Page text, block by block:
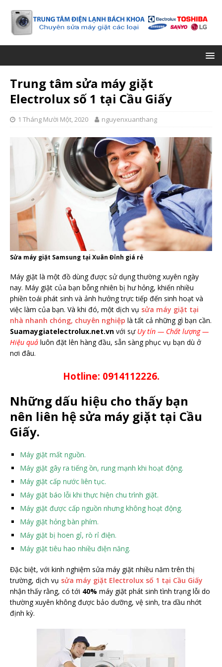
Trung tâm sửa máy giặt
Electrolux số 1 tại Cầu Giấy
1 Tháng Mười Một, 2020 nguyenxuanthang
Sửa máy giặt Samsung tại Xuân Đỉnh giá rẻ
Máy giặt là một đồ dùng được sử dụng thường xuyên ngày
nay. Máy giặt của bạn bỗng nhiên bị hư hỏng, khiến nhiều
phiền toái phát sinh và ảnh hưởng trực tiếp đến sinh hoạt và
việc làm của bạn. Và khi đó, một dịch vụ sửa máy giặt tại
nhà nhanh chóng, chuyên nghiệp là tất cả những gì bạn cần.
Suamaygiatelectrolux.net.vn với sựUy tín — Chất lượng —
Hiệu quả luôn đặt lên hàng đầu, sẵn sàng phục vụ bạn dù ở
nơi đâu.
Hotline: 0914112226.
Những dấu hiệu cho thấy bạn
nên liên hệ sửa máy giặt tại Cầu
Giấy.
Máy giặt mất nguồn.
Máy giặt gây ra tiếng ồn, rung mạnh khi hoạt động.
Máy giặt cấp nước liên tục.
Máy giặt báo lỗi khi thực hiện chu trình giặt.
Máy giặt được cấp nguồn nhưng không hoạt động.
Máy giặt hỏng bàn phím.
Máy giặt bị hoen gỉ, rò rỉ điện.
Máy giặt tiêu hao nhiều điện năng.
Đặc biệt, với kinh nghiệm sửa máy giặt nhiều năm trên thị
trường, dịch vụ sửa máy giặt Electrolux số 1 tại Cầu Giấy
nhận thấy rằng, có tới 40% máy giặt phát sinh tình trạng lỗi do
thường xuyên không được bảo dưỡng, vệ sinh, tra dầu nhớt
định kỳ.